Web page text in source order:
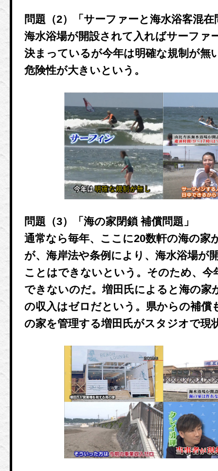
問題（2）「サーファーと海水浴客混在
海水浴場が開設されて入ればサーファ
決まっているが今年は明確な規制が無
危険性が大きいという。
問題（3）「海の家閉鎖 補償問題」
通常なら毎年、ここに20数軒の海の家
が、海岸法や条例により、海水浴場が
ことはできないという。そのため、今
できないのだ。増田氏によると海の家
の収入はゼロだという。県からの補償
の家を管理する増田氏がスタジオで現